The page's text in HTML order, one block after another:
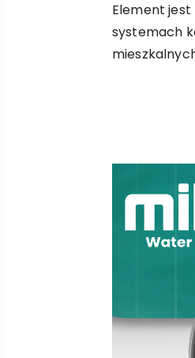
Element jest
systemach